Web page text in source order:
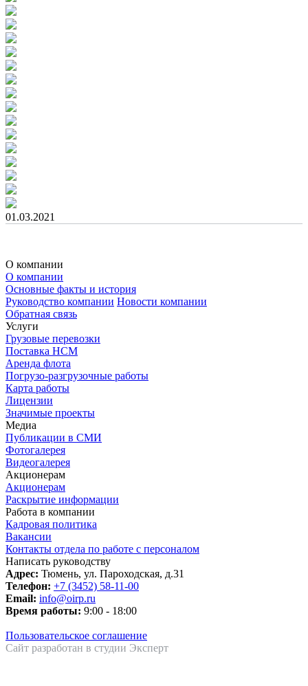
01.03.2021
О компании
О компании
Основные факты и история
Руководство компании Новости компании
Обратная связь
Услуги
Грузовые перевозки
Поставка НСМ
Аренда флота
Погрузо-разгрузочные работы
Карта работы
Лицензии
Значимые проекты
Медиа
Публикации в СМИ
Фотогалерея
Видеогалерея
Акционерам
Акционерам
Раскрытие информации
Работа в компании
Кадровая политика
Вакансии
Контакты отдела по работе с персоналом
Написать руководству
Адрес: Тюмень, ул. Пароходская, д.31
Телефон: +7 (3452) 58-11-00
Email: info@oirp.ru
Время работы: 9:00 - 18:00
Пользовательское соглашение
Сайт разработан в студии Эксперт